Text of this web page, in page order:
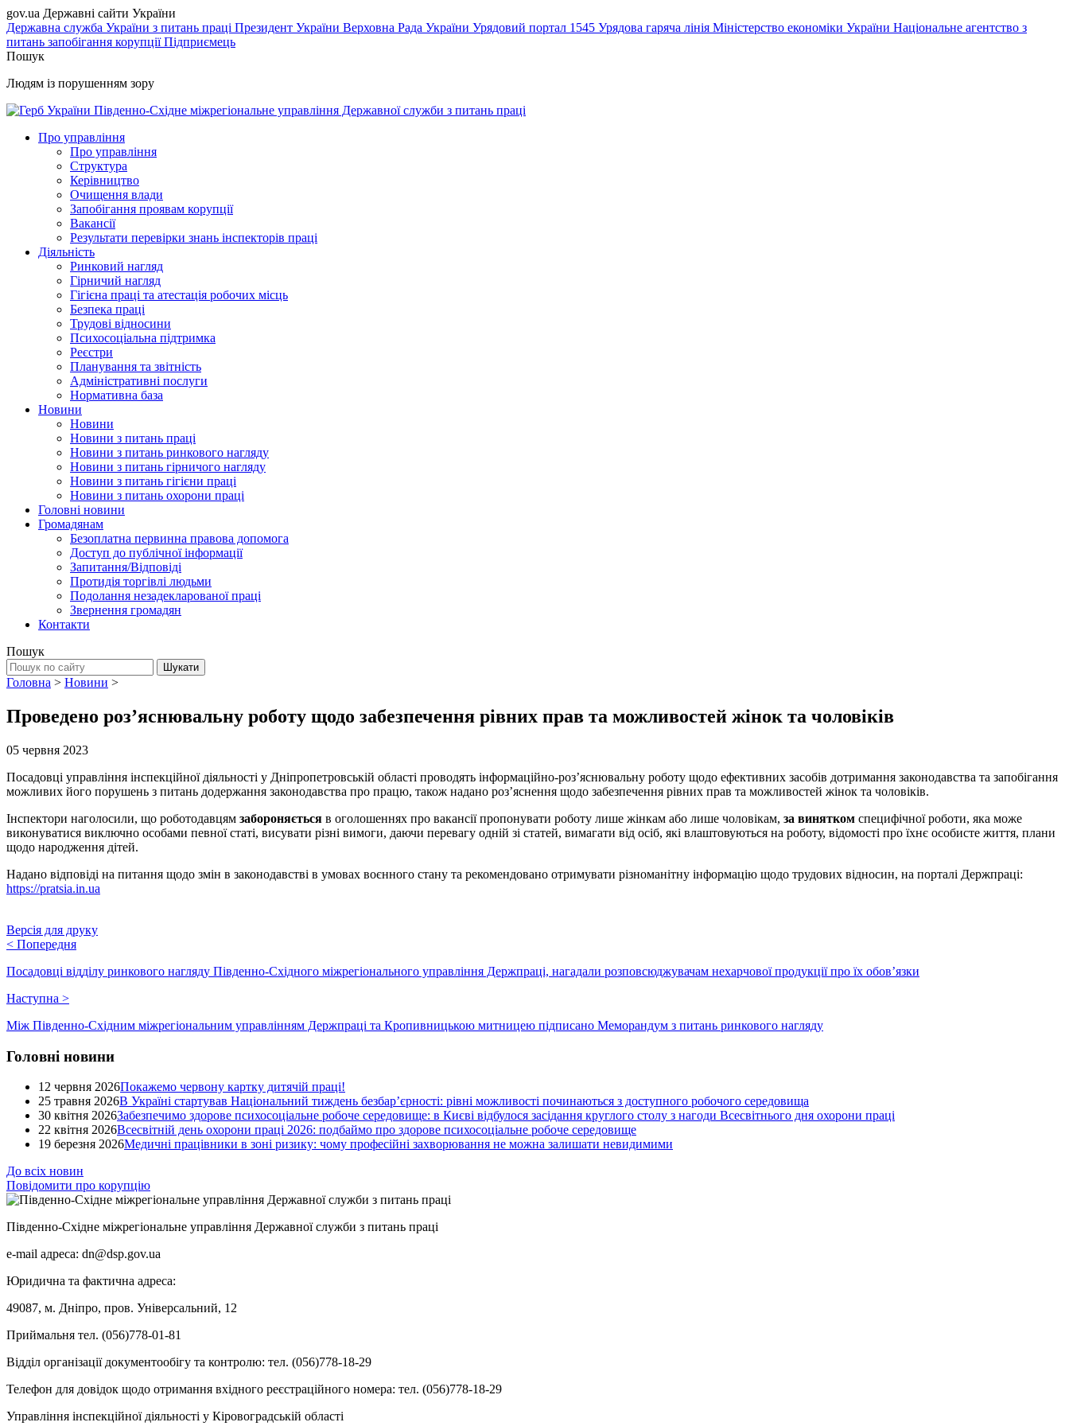
gov.ua Державні сайти України
Державна служба України з питань праці Президент України Верховна Рада України Урядовий портал 1545 Урядова гаряча лінія Міністерство економіки України Національне агентство з
питань запобігання корупціїПідприємець
Пошук
Людям із порушенням зору
Південно-Східне міжрегіональне управління Державної служби з питань праці
Про управління
Про управління
Структура
Керівництво
Очищення влади
Запобігання проявам корупції
Вакансії
Результати перевірки знань інспекторів праці
Діяльність
Ринковий нагляд
Гірничий нагляд
Гігієна праці та атестація робочих місць
Безпека праці
Трудові відносини
Психосоціальна підтримка
Реєстри
Планування та звітність
Адміністративні послуги
Нормативна база
Новини
Новини
Новини з питань праці
Новини з питань ринкового нагляду
Новини з питань гірничого нагляду
Новини з питань гігієни праці
Новини з питань охорони праці
Головні новини
Громадянам
Безоплатна первинна правова допомога
Доступ до публічної інформації
Запитання/Відповіді
Протидія торгівлі людьми
Подолання незадекларованої праці
Звернення громадян
Контакти
Пошук
Головна > Новини >
Проведено роз’яснювальну роботу щодо забезпечення рівних прав та можливостей жінок та чоловіків
05 червня 2023
Посадовці управління інспекційної діяльності у Дніпропетровській області проводять інформаційно-роз’яснювальну роботу щодо ефективних засобів дотримання законодавства та запобігання
можливих його порушень з питань додержання законодавства про працю, також надано роз’яснення щодо забезпечення рівних прав та можливостей жінок та чоловіків.
Інспектори наголосили, що роботодавцям забороняється в оголошеннях про вакансії пропонувати роботу лише жінкам або лише чоловікам, за винятком специфічної роботи, яка може
виконуватися виключно особами певної статі, висувати різні вимоги, даючи перевагу одній зі статей, вимагати від осіб, які влаштовуються на роботу, відомості про їхнє особисте життя, плани
щодо народження дітей.
Надано відповіді на питання щодо змін в законодавстві в умовах воєнного стану та рекомендовано отримувати різноманітну інформацію щодо трудових відносин, на порталі Держпраці:
https://pratsia.in.ua
Версія для друку
< Попередня
Посадовці відділу ринкового нагляду Південно-Східного міжрегіонального управління Держпраці, нагадали розповсюджувачам нехарчової продукції про їх обов’язки
Наступна >
Між Південно-Східним міжрегіональним управлінням Держпраці та Кропивницькою митницею підписано Меморандум з питань ринкового нагляду
Головні новини
12 червня 2026Покажемо червону картку дитячій праці!
25 травня 2026В Україні стартував Національний тиждень безбар’єрності: рівні можливості починаються з доступного робочого середовища
30 квітня 2026Забезпечимо здорове психосоціальне робоче середовище: в Києві відбулося засідання круглого столу з нагоди Всесвітнього дня охорони праці
22 квітня 2026Всесвітній день охорони праці 2026: подбаймо про здорове психосоціальне робоче середовище
19 березня 2026Медичні працівники в зоні ризику: чому професійні захворювання не можна залишати невидимими
До всіх новин
Повідомити про корупцію
Південно-Східне міжрегіональне управління Державної служби з питань праці
e-mail адреса: dn@dsp.gov.ua
Юридична та фактична адреса:
49087, м. Дніпро, пров. Універсальний, 12
Приймальня тел. (056)778-01-81
Відділ організації документообігу та контролю: тел. (056)778-18-29
Телефон для довідок щодо отримання вхідного реєстраційного номера: тел. (056)778-18-29
Управління інспекційної діяльності у Кіровоградській області